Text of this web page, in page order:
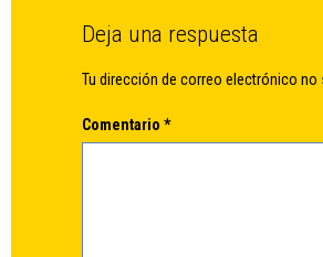
Deja una respuesta
Tu dirección de correo electrónico no
Comentario*